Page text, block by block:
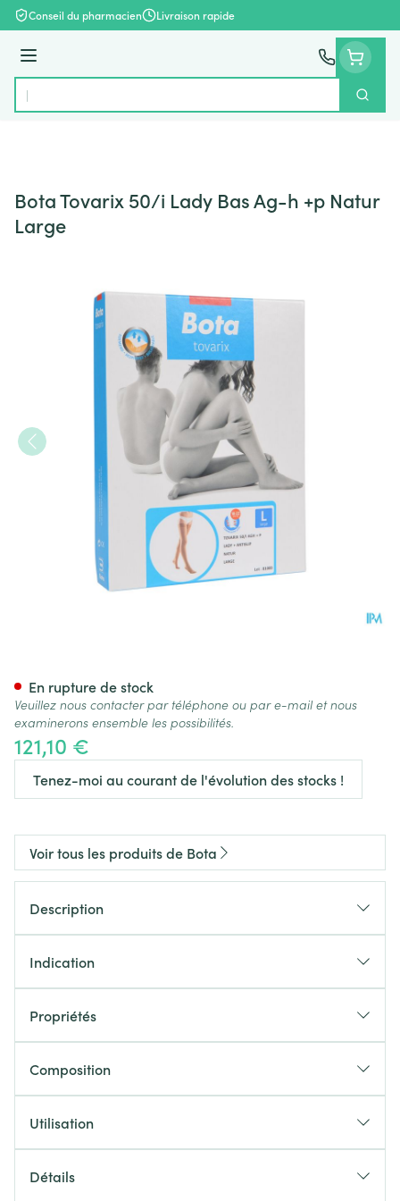
Aller au contenu
Conseil du pharmacien Livraison rapide
Menu
Rechercher
Bota Tovarix 50/i Lady Bas Ag-h +p Natur
Large
121,10 €
Tenez-moi au courant de l'évolution des stocks !
En rupture de stock
Veuillez nous contacter par téléphone ou par e-mail et nous
examinerons ensemble les possibilités.
Voir tous les produits de Bota
Description
Indication
Propriétés
Composition
Utilisation
Détails